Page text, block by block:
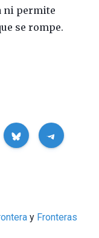
ni permite
se rompe.
Fronteras